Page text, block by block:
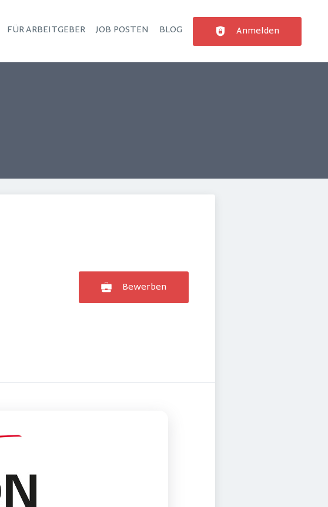
FÜR ARBEITGEBER JOB POSTEN BLOG Anmelden
Bewerben